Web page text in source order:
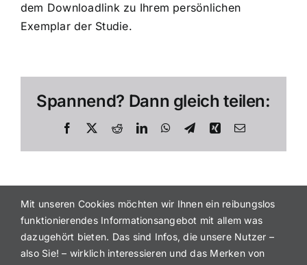
dem Downloadlink zu Ihrem persönlichen
Exemplar der Studie.
Spannend? Dann gleich teilen:
Facebook RedditLinkedInWhatsApp
Telegram
Xing E-
Mit unseren Cookies möchten wir Ihnen ein reibungslos
funktionierendes Informationsangebot mit allem was
dazugehört bieten. Das sind Infos, die unsere Nutzer –
also Sie! – wirklich interessieren und das Merken von